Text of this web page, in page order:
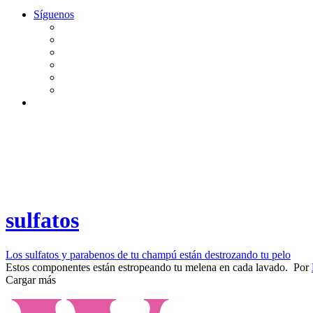
Síguenos
sulfatos
Los sulfatos y parabenos de tu champú están destrozando tu pelo
​Estos componentes están estropeando tu melena en cada lavado. ​ Por
Cargar más